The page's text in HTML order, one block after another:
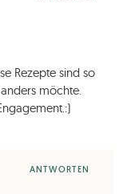
Rezepte sind so
möchte.
ANTWORTEN